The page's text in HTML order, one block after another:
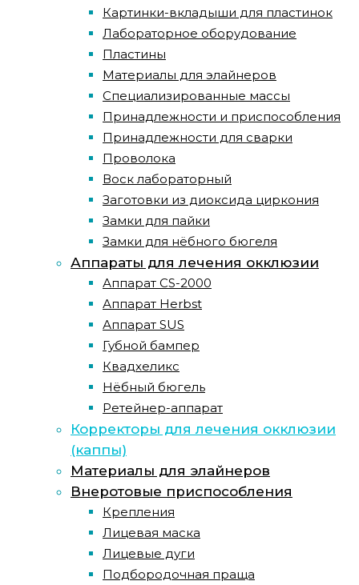
Картинки-вкладыши для пластинок
Лабораторное оборудование
Пластины
Материалы для элайнеров
Специализированные массы
Принадлежности и приспособления
Принадлежности для сварки
Проволока
Воск лабораторный
Заготовки из диоксида циркония
Замки для пайки
Замки для нёбного бюгеля
Аппараты для лечения окклюзии
Аппарат CS-2000
Аппарат Herbst
Аппарат SUS
Губной бампер
Квадхеликс
Нёбный бюгель
Ретейнер-аппарат
Корректоры для лечения окклюзии
(каппы)
Материалы для элайнеров
Внеротовые приспособления
Крепления
Лицевая маска
Лицевые дуги
Подбородочная праща